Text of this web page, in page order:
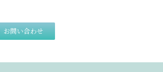
お問い合わせ